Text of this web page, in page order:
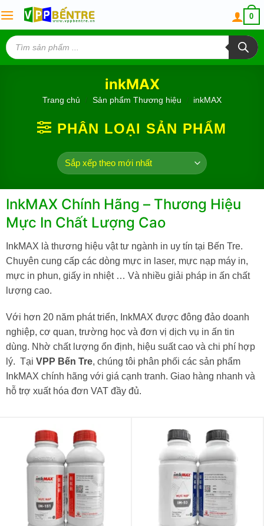
to
content
0
Tìm
kiếm
sản
phẩm
inkMAX
Trang chủ Sản phẩm Thương hiệu inkMAX
PHÂN LOẠI SẢN PHẨM
InkMAX Chính Hãng – Thương Hiệu
Mực In Chất Lượng Cao
InkMAX là thương hiệu vật tư ngành in uy tín tại Bến Tre.
Chuyên cung cấp các dòng mực in laser, mực nạp máy in,
mực in phun, giấy in nhiệt … Và nhiều giải pháp in ấn chất
lượng cao.
Với hơn 20 năm phát triển, InkMAX được đông đảo doanh
nghiệp, cơ quan, trường học và đơn vị dịch vụ in ấn tin
dùng. Nhờ chất lượng ổn định, hiệu suất cao và chi phí hợp
lý. Tại VPP Bến Tre, chúng tôi phân phối các sản phẩm
InkMAX chính hãng với giá cạnh tranh. Giao hàng nhanh và
hỗ trợ xuất hóa đơn VAT đầy đủ.